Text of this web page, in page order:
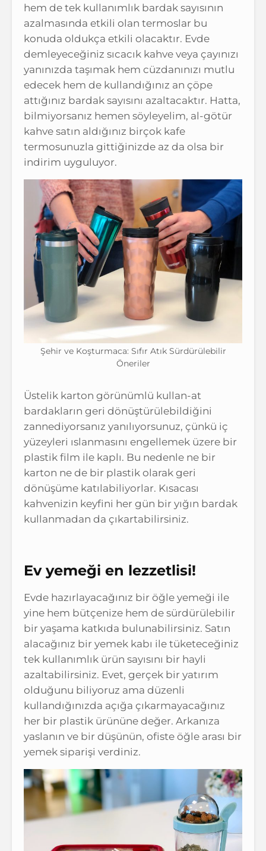
hem de tek kullanımlık bardak sayısının
azalmasında etkili olan termoslar bu
konuda oldukça etkili olacaktır. Evde
demleyeceğiniz sıcacık kahve veya çayınızı
yanınızda taşımak hem cüzdanınızı mutlu
edecek hem de kullandığınız an çöpe
attığınız bardak sayısını azaltacaktır. Hatta,
bilmiyorsanız hemen söyleyelim, al-götür
kahve satın aldığınız birçok kafe
termosunuzla gittiğinizde az da olsa bir
indirim uyguluyor.
Şehir ve Koşturmaca: Sıfır Atık Sürdürülebilir
Öneriler
Üstelik karton görünümlü kullan-at
bardakların geri dönüştürülebildiğini
zannediyorsanız yanılıyorsunuz, çünkü iç
yüzeyleri ıslanmasını engellemek üzere bir
plastik film ile kaplı. Bu nedenle ne bir
karton ne de bir plastik olarak geri
dönüşüme katılabiliyorlar. Kısacası
kahvenizin keyfini her gün bir yığın bardak
kullanmadan da çıkartabilirsiniz.
Ev yemeği en lezzetlisi!
Evde hazırlayacağınız bir öğle yemeği ile
yine hem bütçenize hem de sürdürülebilir
bir yaşama katkıda bulunabilirsiniz. Satın
alacağınız bir yemek kabı ile tüketeceğiniz
tek kullanımlık ürün sayısını bir hayli
azaltabilirsiniz. Evet, gerçek bir yatırım
olduğunu biliyoruz ama düzenli
kullandığınızda açığa çıkarmayacağınız
her bir plastik ürününe değer. Arkanıza
yaslanın ve bir düşünün, ofiste öğle arası bir
yemek siparişi verdiniz.